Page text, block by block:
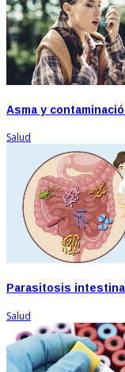
Asma y
Salud
Parasitosis
Salud